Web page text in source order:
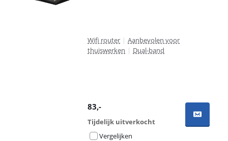
Wifi router | Aanbevolen voor
thuiswerken | Dual-band
83,-
Tijdelijk uitverkocht
Vergelijken